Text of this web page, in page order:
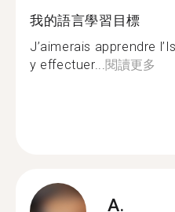
我的語言學習目標
J’aimerais apprendre
y effectuer... 閱讀更多
A.